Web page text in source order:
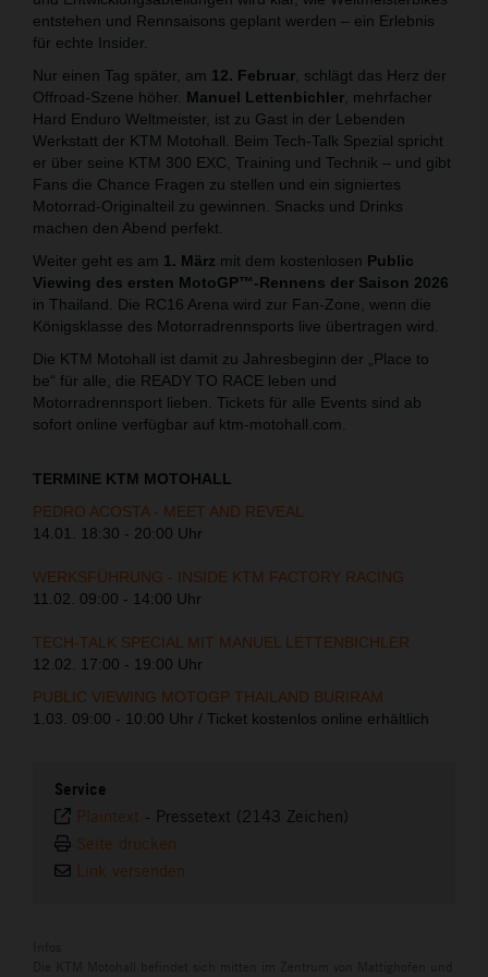
entstehen und Rennsaisons geplant werden – ein Erlebnis
für echte Insider.
Nur einen Tag später, am 12. Februar , schlägt das Herz der
Offroad-Szene höher. Manuel Lettenbichler , mehrfacher
Hard Enduro Weltmeister, ist zu Gast in der Lebenden
Werkstatt der KTM Motohall. Beim Tech-Talk Spezial spricht
er über seine KTM 300 EXC, Training und Technik – und gibt
Fans die Chance Fragen zu stellen und ein signiertes
Motorrad-Originalteil zu gewinnen. Snacks und Drinks
machen den Abend perfekt.
Weiter geht es am 1. März mit dem kostenlosen Public
Viewing des ersten MotoGP™-Rennens der Saison 2026
in Thailand. Die RC16 Arena wird zur Fan-Zone, wenn die
Königsklasse des Motorradrennsports live übertragen wird.
Die KTM Motohall ist damit zu Jahresbeginn der „Place to
be“ für alle, die READY TO RACE leben und
Motorradrennsport lieben. Tickets für alle Events sind ab
sofort online verfügbar auf ktm-motohall.com.
TERMINE KTM MOTOHALL
PEDRO ACOSTA - MEET AND REVEAL
14.01. 18:30 - 20:00 Uhr
WERKSFÜHRUNG - INSIDE KTM FACTORY RACING
11.02. 09:00 - 14:00 Uhr
TECH-TALK SPECIAL MIT MANUEL LETTENBICHLER
12.02. 17:00 - 19:00 Uhr
PUBLIC VIEWING MOTOGP THAILAND BURIRAM
1.03. 09:00 - 10:00 Uhr / Ticket kostenlos online erhältlich
Service
Plaintext - Pressetext (2143 Zeichen)
Seite drucken
Link versenden